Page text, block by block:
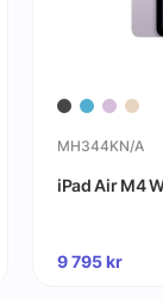
MH344KN/A
iPad Air M4
9 795kr